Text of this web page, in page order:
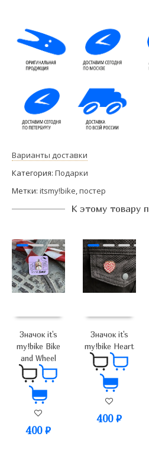
Варианты доставки
Категория: Подарки
Метки: itsmy!bike,постер
К этому товару
Значок it's
my!bike Bike
and Wheel
400 ₽
Значок it's
my!bike Heart
400 ₽